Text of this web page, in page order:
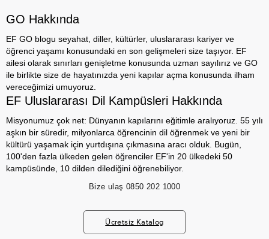
GO Hakkında
EF GO blogu seyahat, diller, kültürler, uluslararası kariyer ve
öğrenci yaşamı konusundaki en son gelişmeleri size taşıyor. EF
ailesi olarak sınırları genişletme konusunda uzman sayılırız ve GO
ile birlikte size de hayatınızda yeni kapılar açma konusunda ilham
vereceğimizi umuyoruz.
EF Uluslararası Dil Kampüsleri Hakkında
Misyonumuz çok net: Dünyanın kapılarını eğitimle aralıyoruz. 55 yılı
aşkın bir süredir, milyonlarca öğrencinin dil öğrenmek ve yeni bir
kültürü yaşamak için yurtdışına çıkmasına aracı olduk. Bugün,
100'den fazla ülkeden gelen öğrenciler EF'in 20 ülkedeki 50
kampüsünde, 10 dilden dilediğini öğrenebiliyor.
Bize ulaş 0850 202 1000
Ücretsiz Katalog